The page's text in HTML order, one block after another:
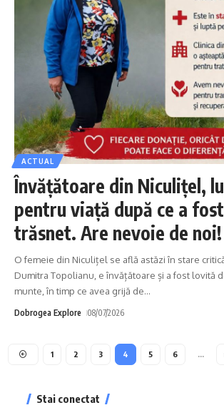
ACTUAL
Învățătoare din Niculițel,
pentru viață după ce a
trăsnet. Are nevoie de noi!
O femeie din Niculițel se află astăzi în stare
Dumitra Topolianu, e învățătoare și a fost lovită
munte, în timp ce avea grijă de…
Dobrogea Explore 08/07/2026
1 2 3 4 5 6
Stai conectat